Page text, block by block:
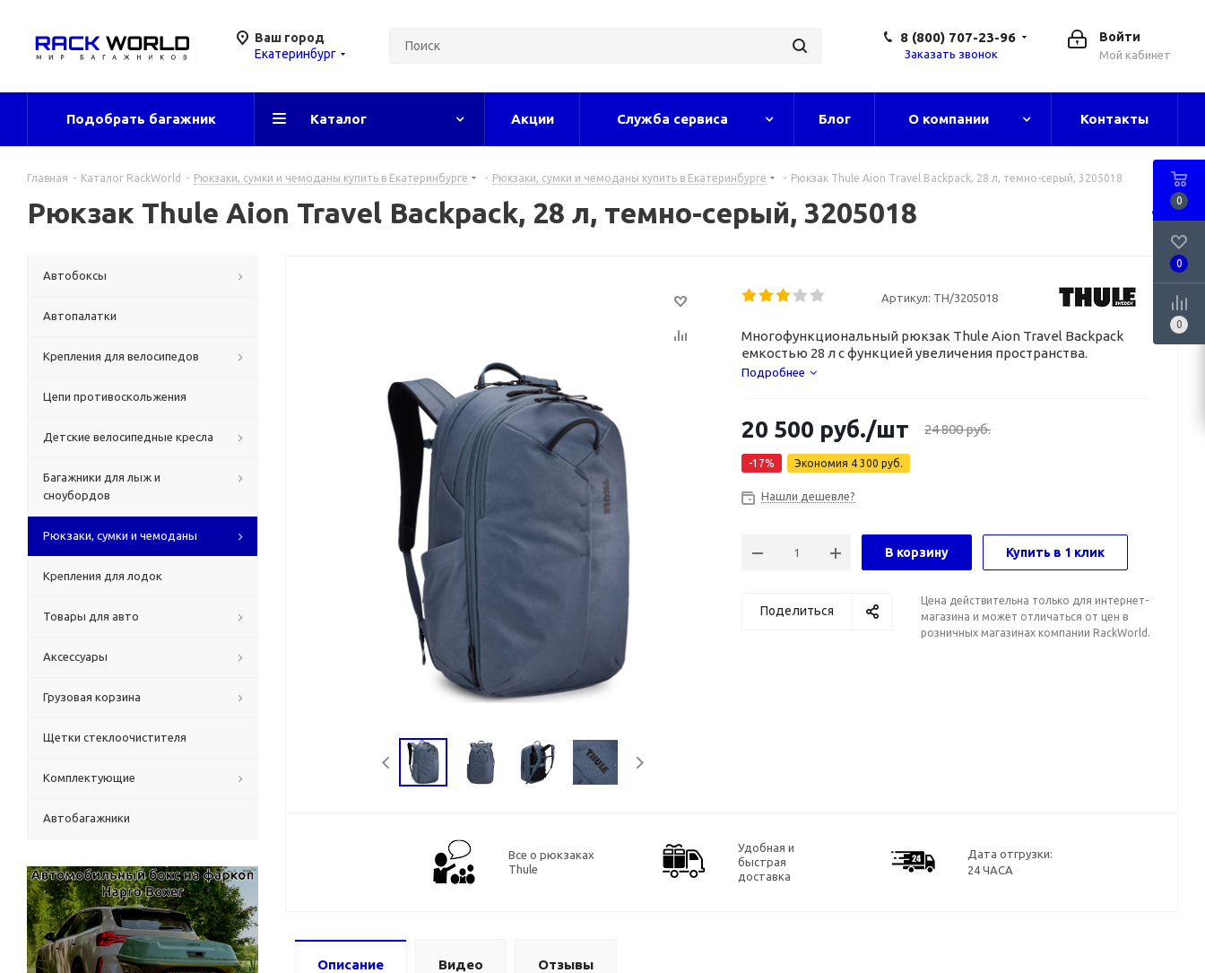
Ваш город
Екатеринбург
Войти
Мой кабинет
8 (800) 707-23-96
Заказать звонок
Подобрать багажник Каталог Акции Служба сервиса Блог О компании Контакты
Главная - Каталог RackWorld - Рюкзаки, сумки и чемоданы купить в Екатеринбурге - Рюкзаки, сумки и чемоданы купить в Екатеринбурге - Рюкзак Thule Aion Travel Backpack, 28 л, темно-серый, 3205018
Рюкзак Thule Aion Travel Backpack, 28 л, темно-серый, 3205018
Артикул: TH/3205018
Многофункциональный рюкзак Thule Aion Travel Backpack
емкостью 28 л с функцией увеличения пространства.
Подробнее
20 500 руб./шт 24 800руб.
-17% Экономия 4 300 руб.
Нашли дешевле?
В корзину Купить в 1 клик
Поделиться
Цена действительна только для интернет-
магазина и может отличаться от цен в
розничных магазинах компании RackWorld.
Все о рюкзаках
Thule
Удобная и
быстрая
доставка
Дата отгрузки:
24 ЧАСА
Описание Видео Отзывы
Автобоксы
Автопалатки
Крепления для велосипедов
Цепи противоскольжения
Детские велосипедные кресла
Багажники для лыж и
сноубордов
Рюкзаки, сумки и чемоданы
Крепления для лодок
Товары для авто
Аксессуары
Грузовая корзина
Щетки стеклоочистителя
Комплектующие
Автобагажники
0
0
0